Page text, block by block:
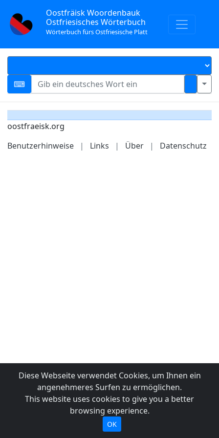
Oostfräisk Woordenbauk
Ostfriesisches Wörterbuch
Wörterbuch fürs Ostfriesische Platt
oostfraeisk.org
Benutzerhinweise
| Links | Über | Datenschutz
Diese Webseite verwendet Cookies, um Ihnen ein
angenehmeres Surfen zu ermöglichen.
This website uses cookies to give you a better
browsing experience.
OK